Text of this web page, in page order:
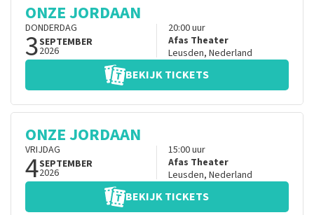
ONZE JORDAAN
DONDERDAG
3SEPTEMBER
2026
20:00uur
Afas Theater
Leusden, Nederland
BEKIJK TICKETS
ONZE JORDAAN
VRIJDAG
4SEPTEMBER
2026
15:00uur
Afas Theater
Leusden, Nederland
BEKIJK TICKETS